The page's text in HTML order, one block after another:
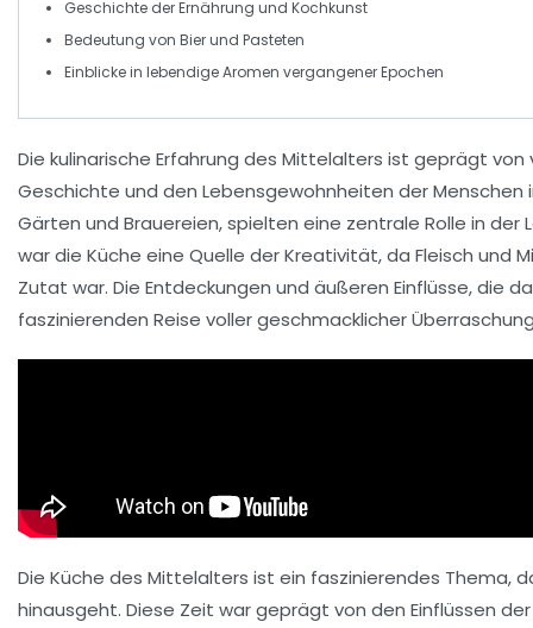
Geschichte der Ernährung und Kochkunst
Bedeutung von Bierund Pasteten
Einblicke in lebendige Aromen vergangener Epochen
Die kulinarische Erfahrung des Mittelalters ist geprägt von
Geschichte und den Lebensgewohnheiten der
Gärten und Brauereien, spielten eine zentrale Rolle in der
war die Küche eine Quelle der Kreativität, da Fleisch und
Zutat war. Die Entdeckungen und äußeren Einflüsse, die
faszinierenden Reise vollergeschmacklicher
Die Küche des Mittelalters ist ein faszinierendes Thema,
hinausgeht. Diese Zeit war geprägt von den Einflüssen